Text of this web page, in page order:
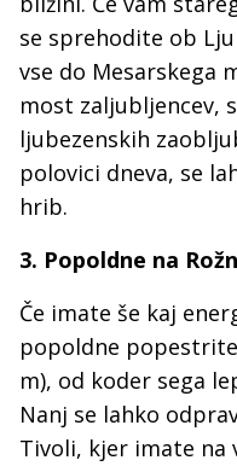
se sprehodite ob
vse do Mesarskega
most zaljubljencev,
ljubezenskih
polovici dneva, se
hrib.
3. Popoldne na
Če imate še kaj
popoldne
m), od koder sega
Nanj se lahko
Tivoli, kjer imate na